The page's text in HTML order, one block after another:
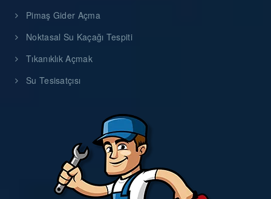
Pimaş Gider Açma
Noktasal Su Kaçağı Tespiti
Tıkanıklık Açmak
Su Tesisatçısı